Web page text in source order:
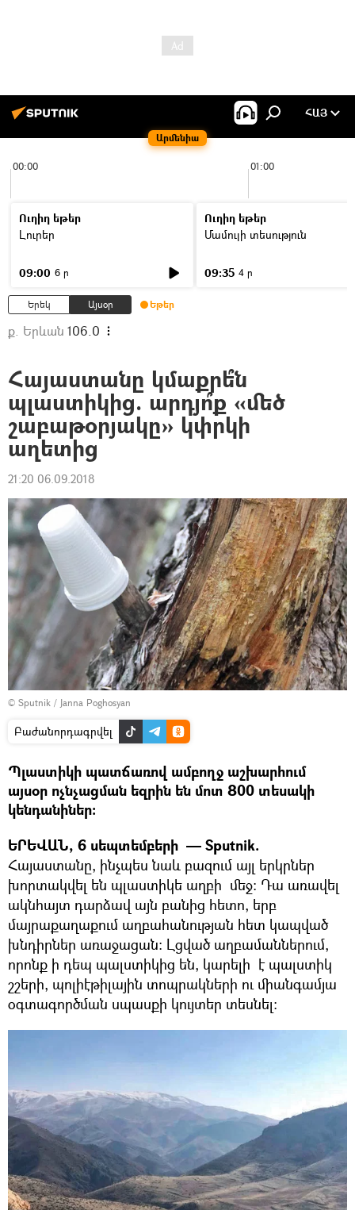
Արմենիա
ՀԱՅ
00:00 01:00
Ուղիղ եթեր
Լուրեր
09:00 6 ր
Ուղիղ եթեր
Մամուլի տեսություն
09:35 4 ր
Երեկ Այսօր Եթեր
ք. Երևան 106.0
Հայաստանը կմաքրե՞ն
պլաստիկից. արդյո՞ք «մեծ
շաբաթօրյակը» կփրկի
աղետից
21:20 06.09.2018
© Sputnik / Janna Poghosyan
Բաժանորդագրվել
Պլաստիկի պատճառով ամբողջ աշխարհում
այսօր ոչնչացման եզրին են մոտ 800 տեսակի
կենդանիներ։
ԵՐԵՎԱՆ, 6 սեպտեմբերի — Sputnik.
Հայաստանը, ինչպես նաև բազում այլ երկրներ
խորտակվել են պլաստիկե աղբի մեջ։ Դա առավել
ակնհայտ դարձավ այն բանից հետո, երբ
մայրաքաղաքում աղբահանության հետ կապված
խնդիրներ առաջացան։ Լցված աղբամաններում,
որոնք ի դեպ պալստիկից են, կարելի է պալստիկ
շշերի, պոլիէթիլային տոպրակների ու միանգամյա
օգտագործման սպասքի կույտեր տեսնել։